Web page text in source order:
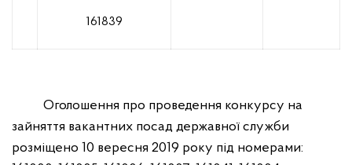
161839
Оголошення про проведення конкурсу на
зайняття вакантних посад державної служби
розміщено 10 вересня 2019 року під номерами: